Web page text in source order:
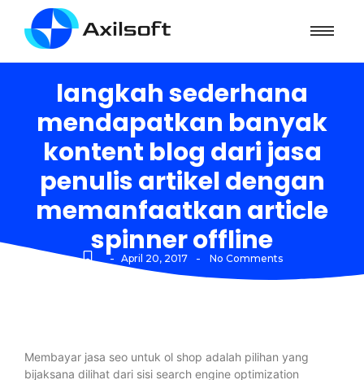
langkah sederhana
mendapatkan banyak
kontent blog dari jasa
penulis artikel dengan
memanfaatkan article
spinner offline
- April 20, 2017 - No Comments
Membayar jasa seo untuk ol shop adalah pilihan yang
bijaksana dilihat dari sisi search engine optimization